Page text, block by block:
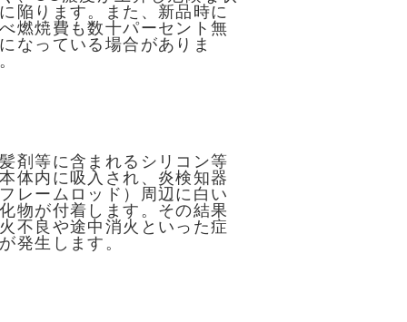
陥ります。また、新品時に
燃焼費も数十パーセント無
なっている場合がありま
剤等に含まれるシリコン等
体内に吸入され、炎検知器
レームロッド）周辺に白い
物が付着します。その結果
不良や途中消火といった症
発生します。